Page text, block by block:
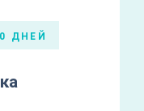
ДНЕЙ